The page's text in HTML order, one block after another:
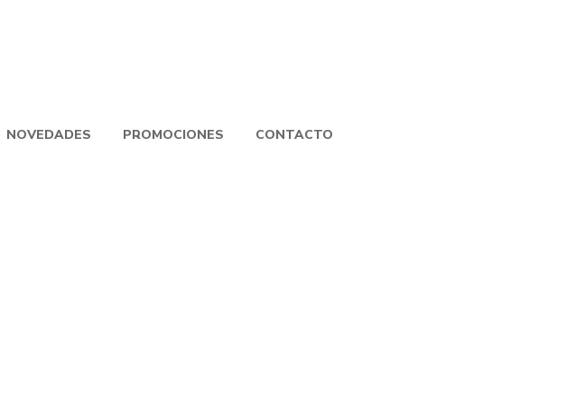
NOVEDADES PROMOCIONES CONTACTO